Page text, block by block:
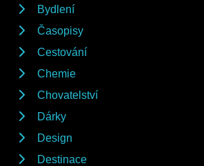
Bydlení
Časopisy
Cestování
Chemie
Chovatelství
Dárky
Design
Destinace